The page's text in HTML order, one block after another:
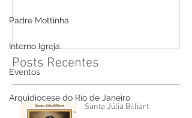
Padre Mottinha
Interno Igreja
Eventos
Arquidiocese do Rio de Janeiro
Posts Recentes
Santa Júlia Billiart